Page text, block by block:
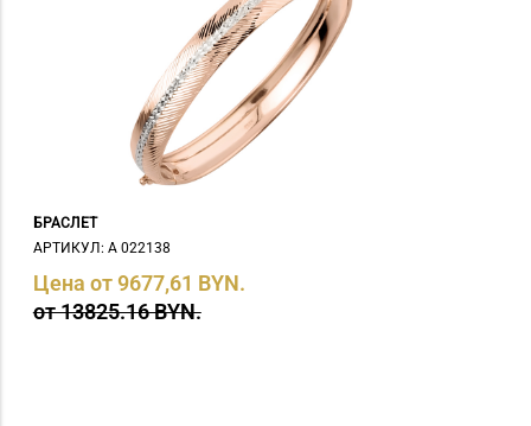
БРАСЛЕТ
АРТИКУЛ: А 022138
Цена от 9677,61 BYN.
от 13825.16 BYN.